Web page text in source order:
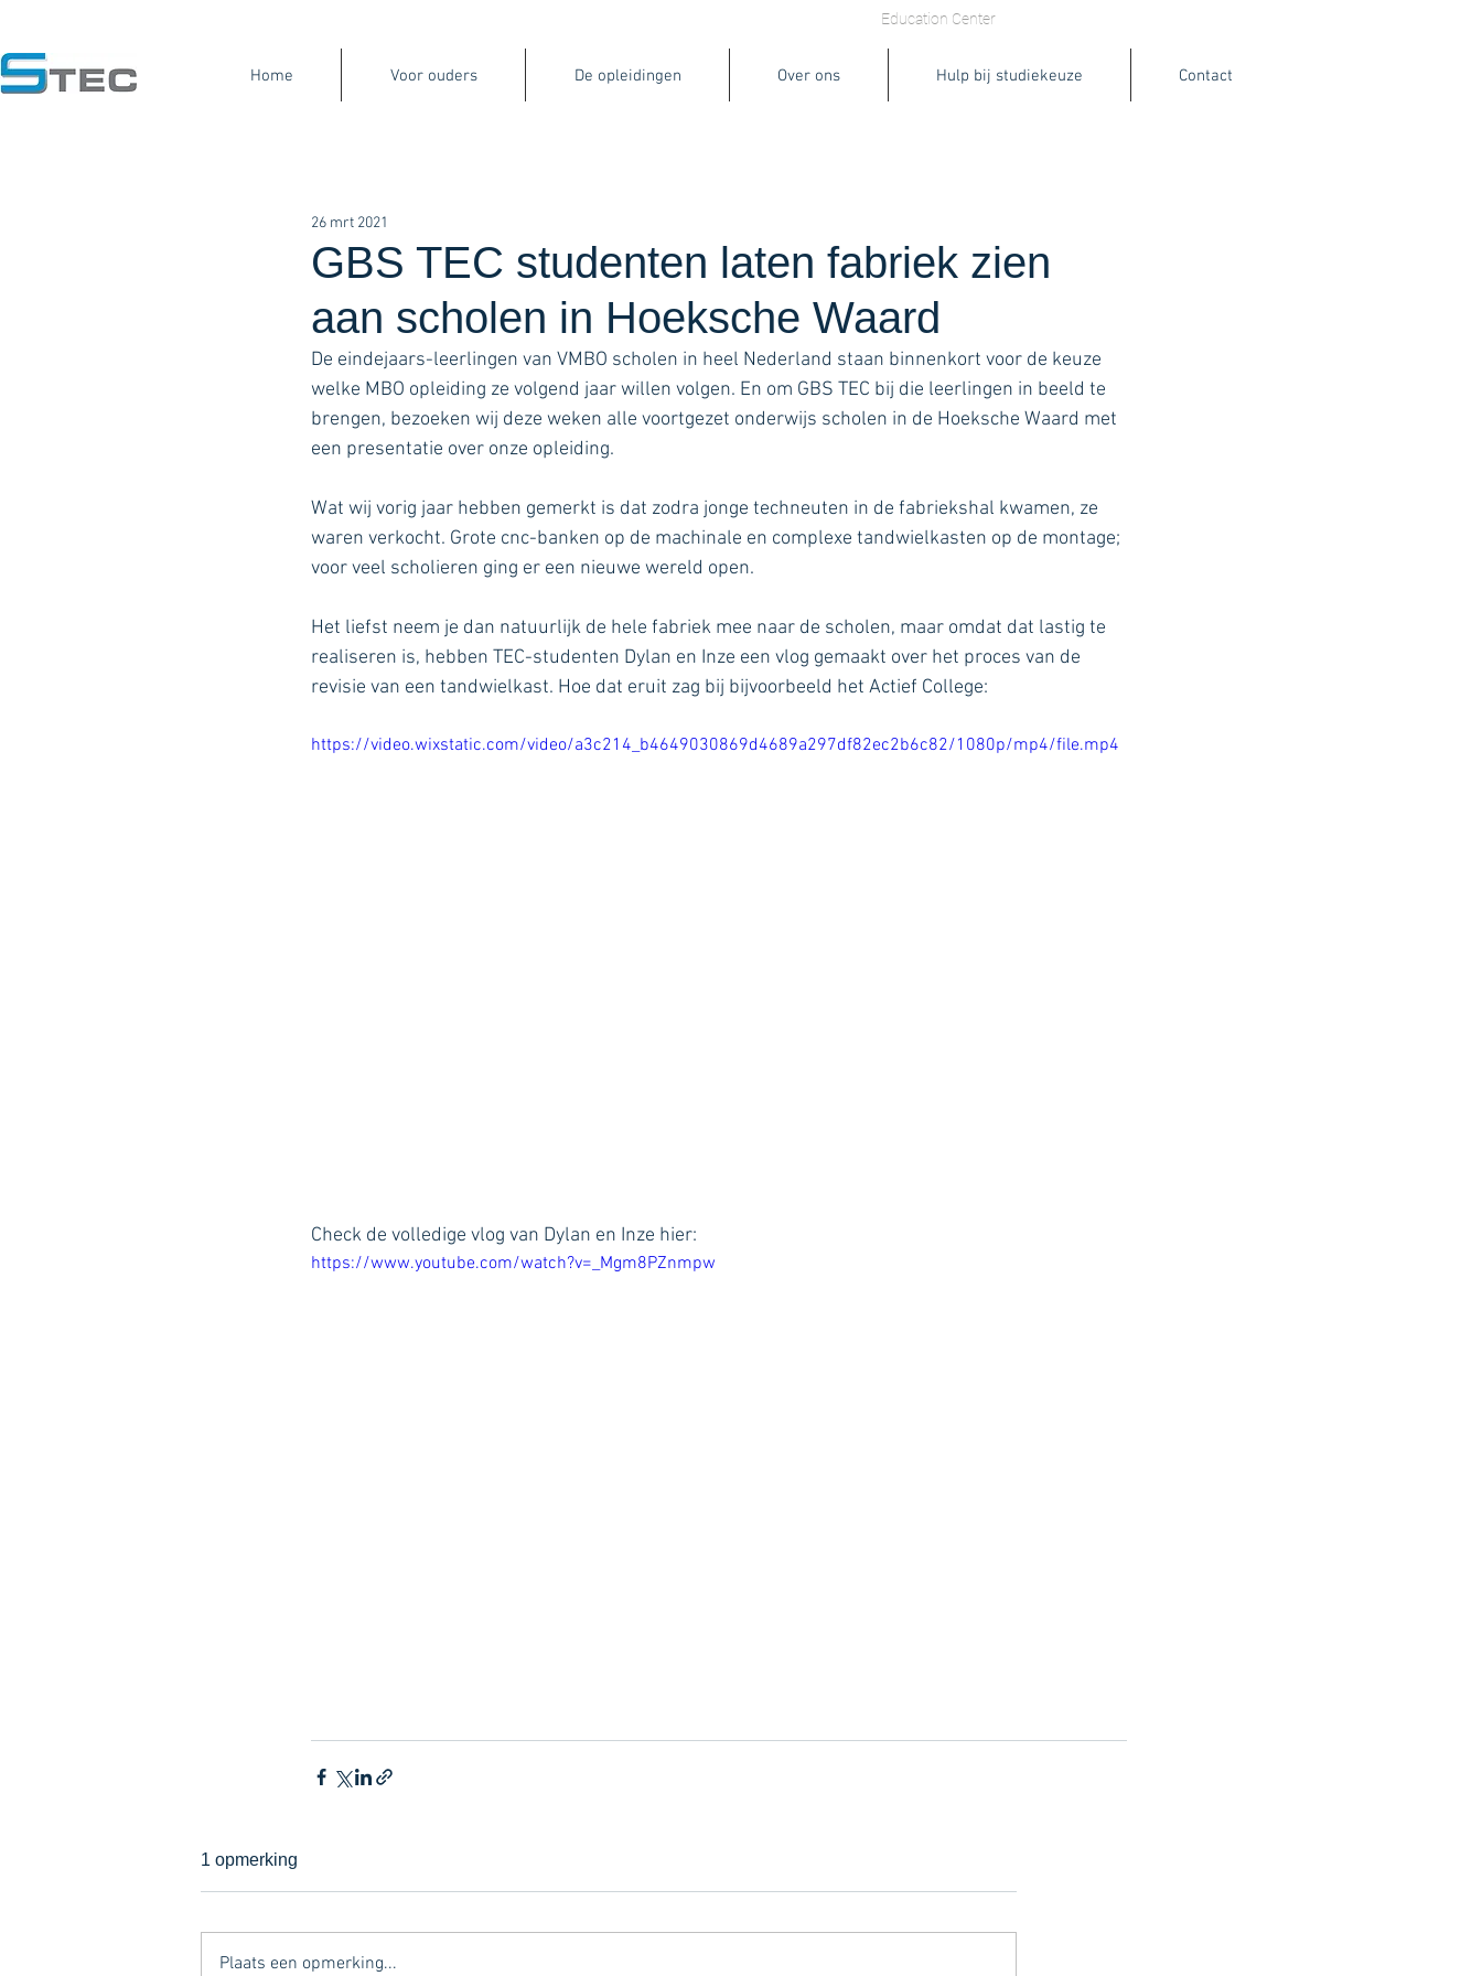
Education Center
Home Voor ouders De opleidingen Over ons Hulp bij studiekeuze Contact
GBS TEC studenten laten fabriek zien
aan scholen in Hoeksche Waard
26 mrt 2021
De eindejaars-leerlingen van VMBO scholen in heel Nederland staan binnenkort voor de keuze
welke MBO opleiding ze volgend jaar willen volgen. En om GBS TEC bij die leerlingen in beeld te
brengen, bezoeken wij deze weken alle voortgezet onderwijs scholen in de Hoeksche Waard met
een presentatie over onze opleiding.
Wat wij vorig jaar hebben gemerkt is dat zodra jonge techneuten in de fabriekshal kwamen, ze
waren verkocht. Grote cnc-banken op de machinale en complexe tandwielkasten op de montage;
voor veel scholieren ging er een nieuwe wereld open.
Het liefst neem je dan natuurlijk de hele fabriek mee naar de scholen, maar omdat dat lastig te
realiseren is, hebben TEC-studenten Dylan en Inze een vlog gemaakt over het proces van de
revisie van een tandwielkast. Hoe dat eruit zag bij bijvoorbeeld het Actief College:
https://video.wixstatic.com/video/a3c214_b4649030869d4689a297df82ec2b6c82/1080p/mp4/file.mp4
Check de volledige vlog van Dylan en Inze hier:
https://www.youtube.com/watch?v=_Mgm8PZnmpw
1 opmerking
Plaats een opmerking...